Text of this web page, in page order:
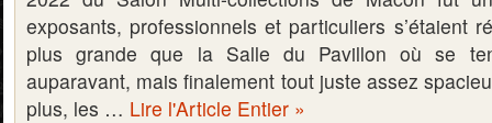
exposants, professionnels et particuliers s’étaient
plus grande que la Salle du Pavillon où se
auparavant, mais finalement tout juste assez
plus, les … Lire l'Article Entier »